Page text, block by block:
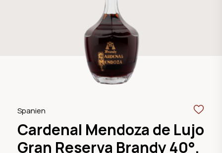
Spanien
Cardenal Mendoza de Lujo
Gran Reserva Brandy 40°,